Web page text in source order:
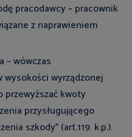
pracodawcy – pracownik
z naprawieniem
– wówczas
wysokości wyrządzonej
przewyższać kwoty
przysługującego
szkody” (art.119. k.p.).